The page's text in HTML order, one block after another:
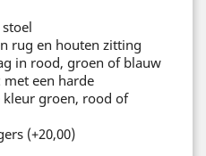
rug en houten zitting
in rood, groen of blauw
een harde
kleur groen, rood of
(+20,00)